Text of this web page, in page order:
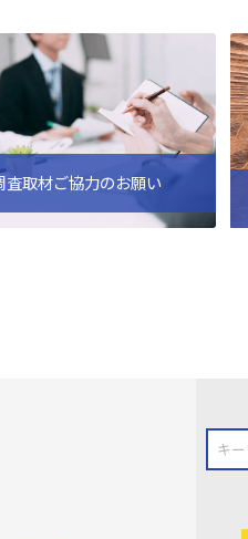
査取材ご協力のお願い